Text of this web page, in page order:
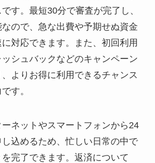
す。最短30分で審査が完了し、
ので、急な出費や予期せぬ資金
対応できます。また、初回利用
シュバックなどのキャンペーン
よりお得に利用できるチャンス
す。
ネットやスマートフォンから24
込めるため、忙しい日常の中で
完了できます。返済について